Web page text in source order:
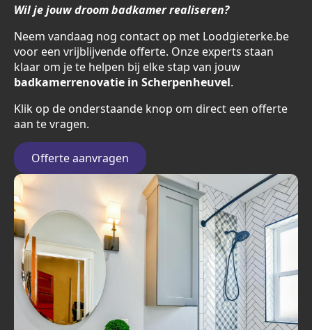
Wil je jouw droom badkamer realiseren?
Neem vandaag nog contact op met Loodgieterke.be
voor een vrijblijvende offerte. Onze experts staan
klaar om je te helpen bij elke stap van jouw
badkamerrenovatie in Scherpenheuvel.
Klik op de onderstaande knop om direct een offerte
aan te vragen.
Offerte aanvragen